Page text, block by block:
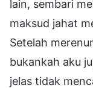
lain, sembari
maksud jahat
Setelah
bukankah aku
jelas tidak